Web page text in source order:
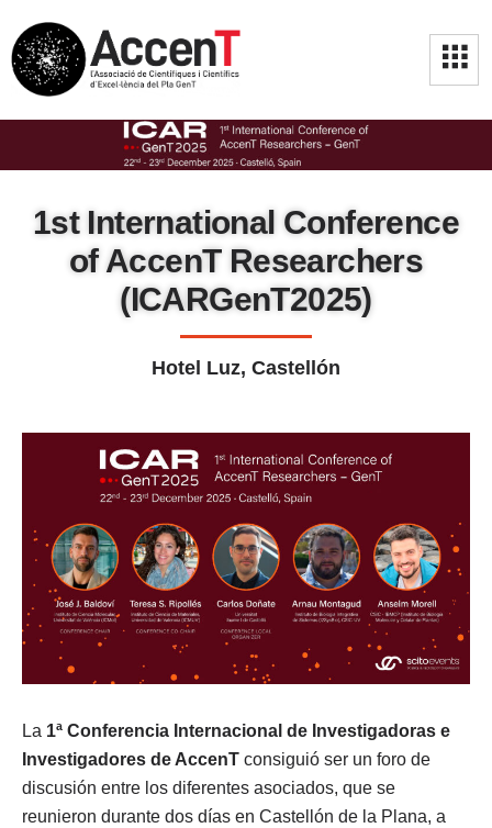
1st International Conference
of AccenT Researchers
(ICARGenT2025)
Hotel Luz, Castellón
La 1ª Conferencia Internacional de Investigadoras e
Investigadores de AccenT consiguió ser un foro de
discusión entre los diferentes asociados, que se
reunieron durante dos días en Castellón de la Plana, a